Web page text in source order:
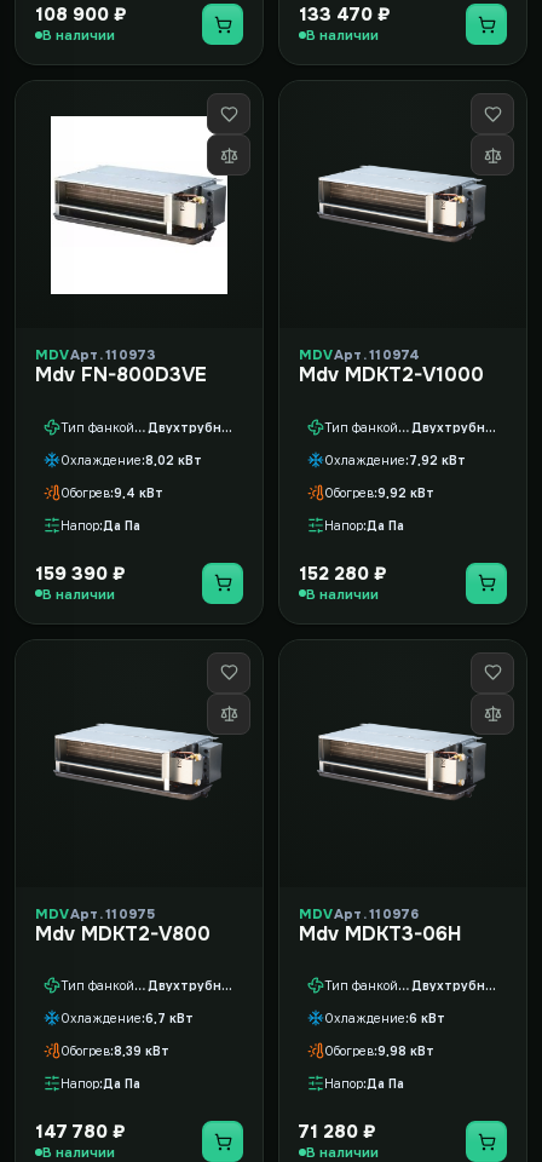
108 900 ₽
В наличии
133 470 ₽
В наличии
MDVАрт. 110973
Mdv FN-800D3VE
Тип фанкойла Двухтрубный
Охлаждение 8,02 кВт
Обогрев 9,4 кВт
Напор Да Па
159 390 ₽
В наличии
MDVАрт. 110974
Mdv MDKT2-V1000
Тип фанкойла Двухтрубный
Охлаждение 7,92 кВт
Обогрев 9,92 кВт
Напор Да Па
152 280 ₽
В наличии
MDVАрт. 110975
Mdv MDKT2-V800
Тип фанкойла Двухтрубный
Охлаждение 6,7 кВт
Обогрев 8,39 кВт
Напор Да Па
147 780 ₽
В наличии
MDVАрт. 110976
Mdv MDKT3-06H
Тип фанкойла Двухтрубный
Охлаждение 6 кВт
Обогрев 9,98 кВт
Напор Да Па
71 280 ₽
В наличии